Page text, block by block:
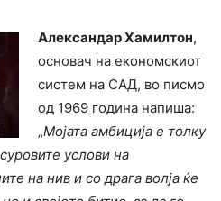
Александар Хамилтон,
основач на економскиот
систем на САД, во писмо
од 1969 година напиша:
„Мојата амбиција e толку
услови на
на нив и со драга волја ќе